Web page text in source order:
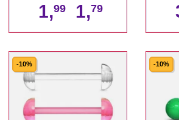
1,99 1,79
-10% -10%